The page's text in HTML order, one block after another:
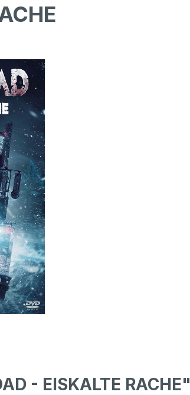
- EISKALTE RACHE"